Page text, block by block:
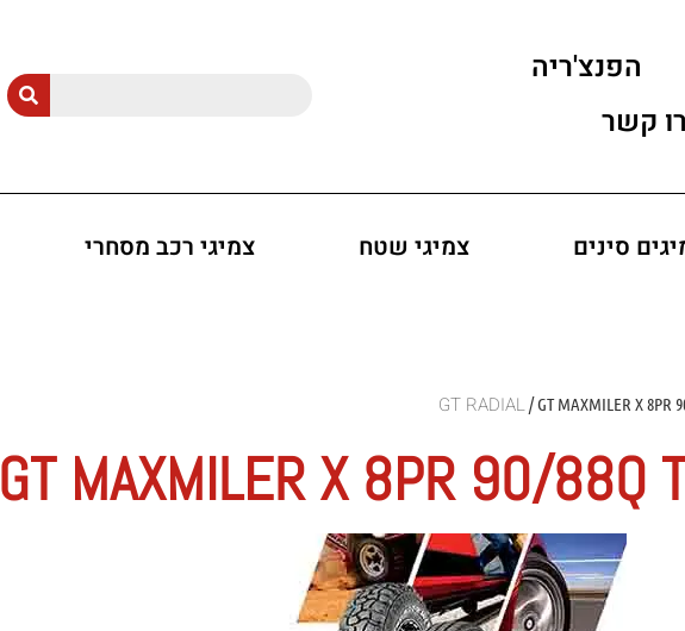
הפנצ'ריה
קשר
סינים צמיגי שטח צמיגי רכב מסחרי
/ GT MAXMILER X 8PR
GT MAXMILER X 8PR 90/88Q